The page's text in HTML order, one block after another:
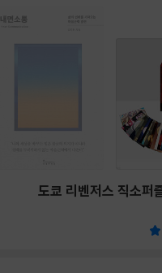
도쿄 리벤저스 직소퍼